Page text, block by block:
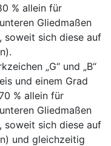
% allein für
Gliedmaßen
soweit sich diese auf
„G“ und „B“
und einem Grad
% allein für
Gliedmaßen
soweit sich diese auf
und gleichzeitig